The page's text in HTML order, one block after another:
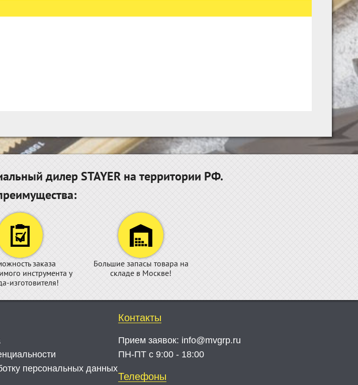
дилер STAYER на территории РФ.
заказа
инструмента у
изготовителя!
Большие запасы товара на
складе в Москве!
персональных данных
Контакты
Прием заявок: info@mvgrp.ru
ПН-ПТ с 9:00 - 18:00
Телефоны